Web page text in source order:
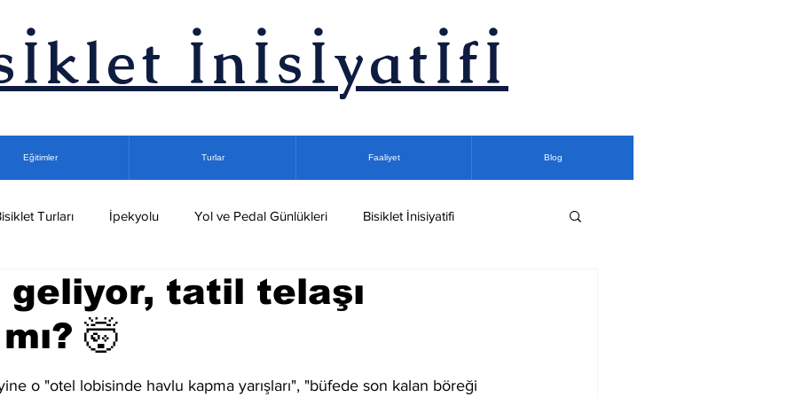
İnİsİyatİfİ
Eğitimler Turlar Faaliyet Blog
Turları İpekyolu Yol ve Pedal Günlükleri Bisiklet İnisiyatifi
Turları Gece Bisiklet Turu Kuşadası Bisiklet Kampları
geliyor, tatil telaşı
🤯